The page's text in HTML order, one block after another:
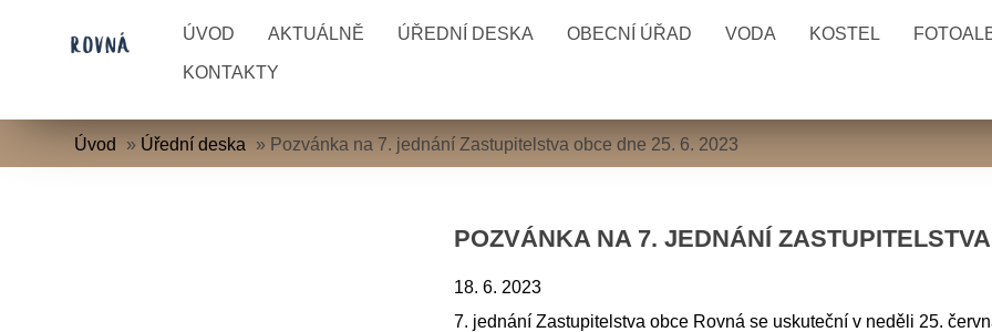
ÚVOD AKTUÁLNĚ ÚŘEDNÍ DESKA OBECNÍ ÚŘAD VODA KOSTEL
KONTAKTY
Úvod » Úřední deska » Pozvánka na 7. jednání Zastupitelstva obce dne 25. 6. 2023
POZVÁNKA NA 7. JEDNÁNÍ
18. 6. 2023
7. jednání Zastupitelstva obce Rovná se uskuteční v neděli 25.